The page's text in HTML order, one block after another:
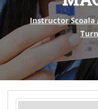
Instructor Scoala